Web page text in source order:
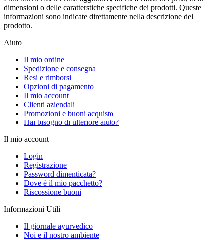
dimensioni o delle caratterstiche specifiche dei prodotti. Queste
informazioni sono indicate direttamente nella descrizione del
prodotto.
Aiuto
Il mio ordine
Spedizione e consegna
Resi e rimborsi
Opzioni di pagamento
Il mio account
Clienti aziendali
Promozioni e buoni acquisto
Hai bisogno di ulteriore aiuto?
Il mio account
Login
Registrazione
Password dimenticata?
Dove è il mio pacchetto?
Riscossione buoni
Informazioni Utili
Il giornale ayurvedico
Noi e il nostro ambiente